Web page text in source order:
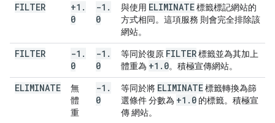
FILTER +1 .
0
-1 .
0
與使用 ELIMINATE標籤標記網站的
方式相同。這項服務 則會完全排除該
網站。
FILTER -1 .
0
-1 .
0
等同於復原 FILTER標籤並為其加上
體重為 +1 . 0。積極宣傳網站。
ELIMINATE
無
體
重
-1 .
0
等同於將 ELIMINATE標籤轉換為篩
選條件 分數為 +1 . 0 的標籤。積極宣
傳 網站。